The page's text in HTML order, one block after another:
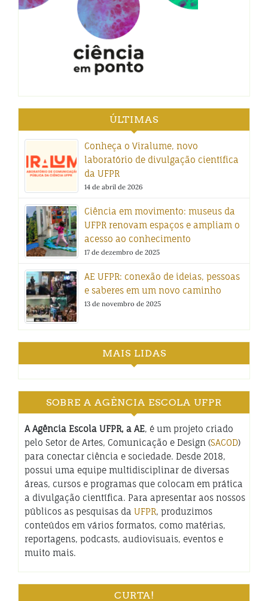
ÚLTIMAS
Conheça o Viralume, novo
laboratório de divulgação científica
da UFPR
14 de abril de 2026
Ciência em movimento: museus da
UFPR renovam espaços e ampliam o
acesso ao conhecimento
17 de dezembro de 2025
AE UFPR: conexão de ideias, pessoas
e saberes em um novo caminho
13 de novembro de 2025
MAIS LIDAS
SOBRE A AGÊNCIA ESCOLA UFPR
A Agência Escola UFPR, a AE, é um projeto criado
pelo Setor de Artes, Comunicação e Design (SACOD)
para conectar ciência e sociedade. Desde 2018,
possui uma equipe multidisciplinar de diversas
áreas, cursos e programas que colocam em prática
a divulgação científica. Para apresentar aos nossos
públicos as pesquisas da UFPR, produzimos
conteúdos em vários formatos, como matérias,
reportagens, podcasts, audiovisuais, eventos e
muito mais.
CURTA!